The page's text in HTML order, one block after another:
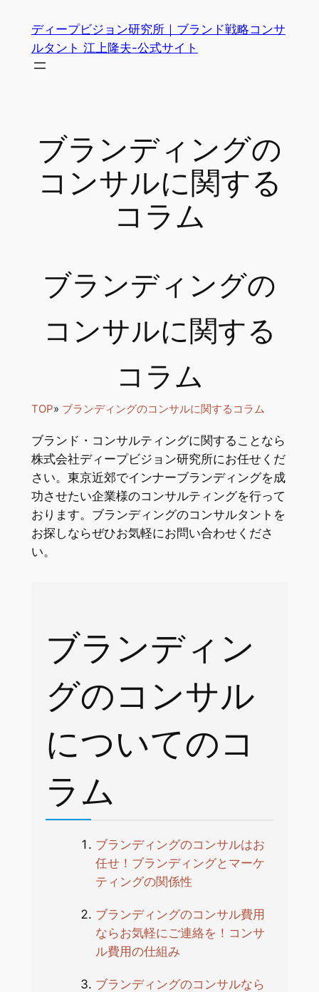
ディープビジョン研究所｜ブランド戦略コンサ
ルタント 江上隆夫-公式サイト
ブランディングの
コンサルに関する
コラム
ブランディングの
コンサルに関する
コラム
TOP» ブランディングのコンサルに関するコラム
ブランド・コンサルティングに関することなら
株式会社ディープビジョン研究所にお任せくだ
さい。東京近郊でインナーブランディングを成
功させたい企業様のコンサルティングを行って
おります。ブランディングのコンサルタントを
お探しならぜひお気軽にお問い合わせくださ
い。
ブランディン
グのコンサル
についてのコ
ラム
ブランディングのコンサルはお
任せ！ブランディングとマーケ
ティングの関係性
ブランディングのコンサル費用
ならお気軽にご連絡を！コンサ
ル費用の仕組み
ブランディングのコンサルなら